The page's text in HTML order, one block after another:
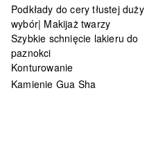
Podkłady do cery tłustej duży
wybór| Makijaż twarzy
Szybkie schnięcie lakieru do
paznokci
Konturowanie
Kamienie Gua Sha